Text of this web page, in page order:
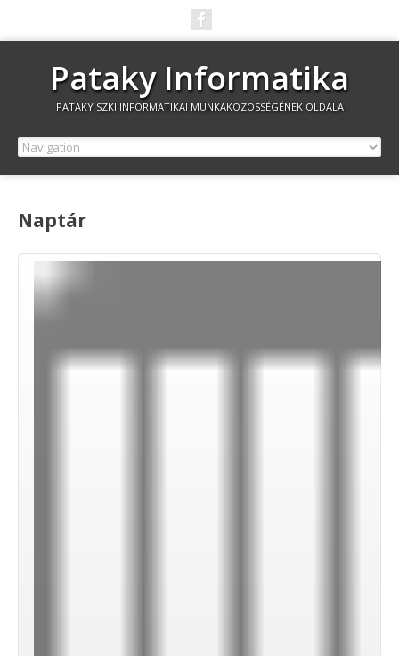
Pataky Informatika
PATAKY SZKI INFORMATIKAI MUNKAKÖZÖSSÉGÉNEK OLDALA
Naptár